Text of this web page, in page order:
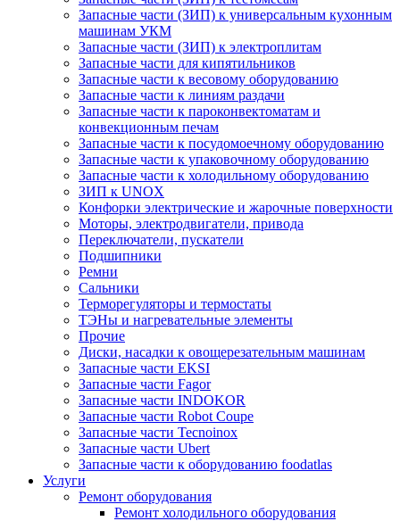
Запасные части (ЗИП) к универсальным кухонным
машинам УКМ
Запасные части (ЗИП) к электроплитам
Запасные части для кипятильников
Запасные части к весовому оборудованию
Запасные части к линиям раздачи
Запасные части к пароконвектоматам и
конвекционным печам
Запасные части к посудомоечному оборудованию
Запасные части к упаковочному оборудованию
Запасные части к холодильному оборудованию
ЗИП к UNOX
Конфорки электрические и жарочные поверхности
Моторы, электродвигатели, привода
Переключатели, пускатели
Подшипники
Ремни
Сальники
Терморегуляторы и термостаты
ТЭНы и нагревательные элементы
Прочие
Диски, насадки к овощерезательным машинам
Запасные части EKSI
Запасные части Fagor
Запасные части INDOKOR
Запасные части Robot Coupe
Запасные части Tecnoinox
Запасные части Ubert
Запасные части к оборудованию foodatlas
Услуги
Ремонт оборудования
Ремонт холодильного оборудования